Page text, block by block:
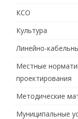
КСО
Культура
Линейно-
Местные
проектирования
Методические
Муниципальные